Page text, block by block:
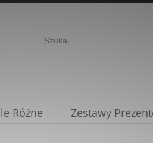
Różne Zestawy